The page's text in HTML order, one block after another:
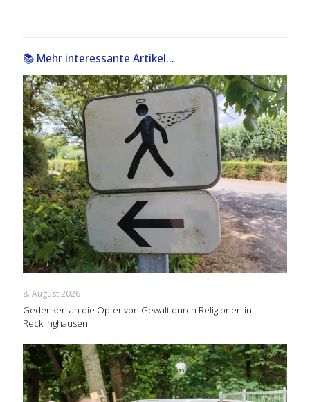
📚 Mehr interessante Artikel...
8. August 2026
Gedenken an die Opfer von Gewalt durch Religionen in
Recklinghausen